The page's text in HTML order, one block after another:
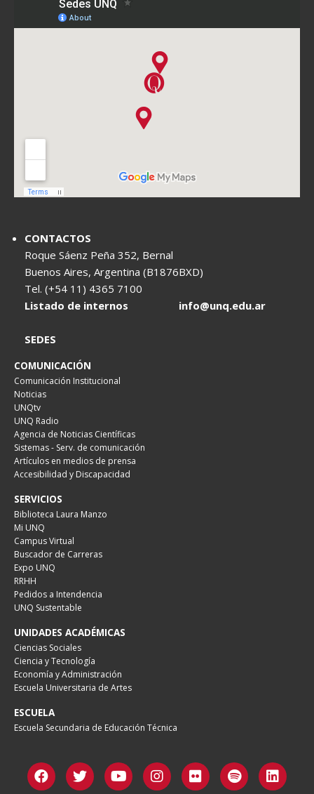
CONTACTOS
Roque Sáenz Peña 352, Bernal
Buenos Aires, Argentina (B1876BXD)
Tel. (+54 11) 4365 7100
Listado de internos
info@unq.edu.ar
SEDES
COMUNICACIÓN
Comunicación Institucional
Noticias
UNQtv
UNQ Radio
Agencia de Noticias Científicas
Sistemas - Serv. de comunicación
Artículos en medios de prensa
Accesibilidad y Discapacidad
SERVICIOS
Biblioteca Laura Manzo
Mi UNQ
Campus Virtual
Buscador de Carreras
Expo UNQ
RRHH
Pedidos a Intendencia
UNQ Sustentable
UNIDADES ACADÉMICAS
Ciencias Sociales
Ciencia y Tecnología
Economía y Administración
Escuela Universitaria de Artes
ESCUELA
Escuela Secundaria de Educación Técnica